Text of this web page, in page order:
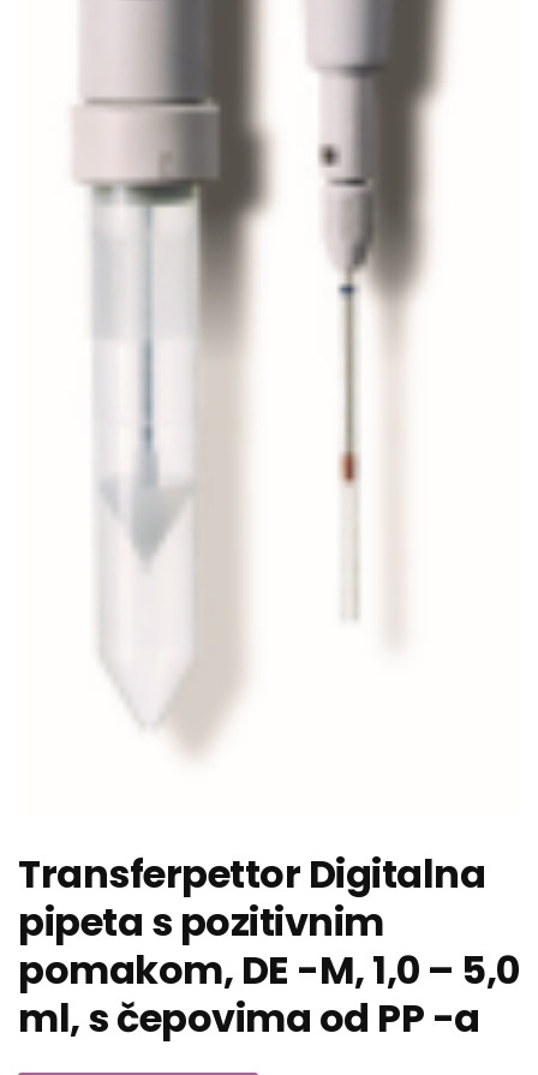
Transferpettor Digitalna
pipeta s pozitivnim
pomakom, DE -M, 1,0 – 5,0
ml, s čepovima od PP -a